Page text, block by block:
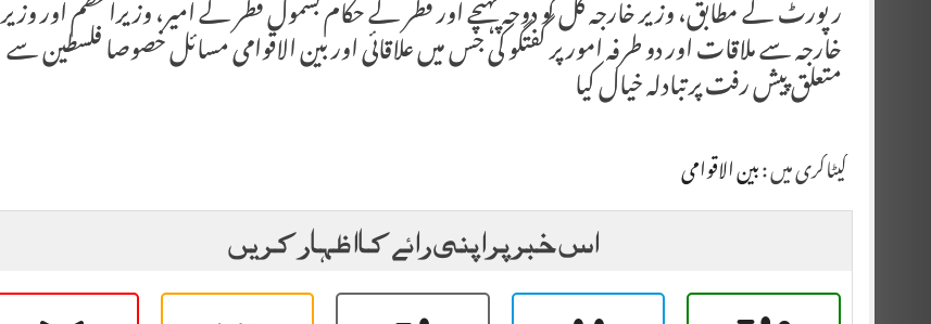
رپورٹ کے مطابق، وزیر خارجہ کل کو دوحہ پہنچے اور قطر کے حکام بشمول قطر کے امیر، وزیراعظم اور وزیر
خارجہ سے ملاقات اور دو طرفہ امور پر گفتگو کی جس میں علاقائی اور بین الاقوامی مسائل خصوصا فلسطین سے
متعلق پیش رفت پر تبادلہ خیال کیا
کیٹاگری میں :بین الاقوامی
اس خبر پر اپنی رائے کا اظہار کریں